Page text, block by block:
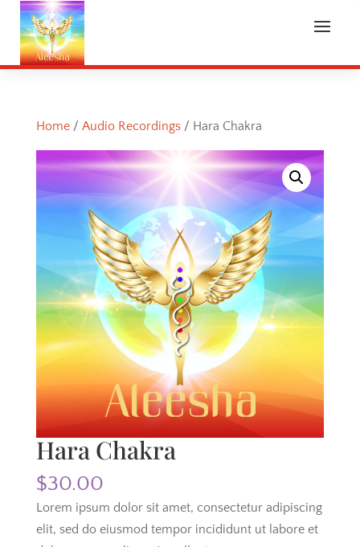
Home/ Audio Recordings/ Hara Chakra
Hara Chakra
$30.00
Lorem ipsum dolor sit amet, consectetur adipiscing
elit, sed do eiusmod tempor incididunt ut labore et